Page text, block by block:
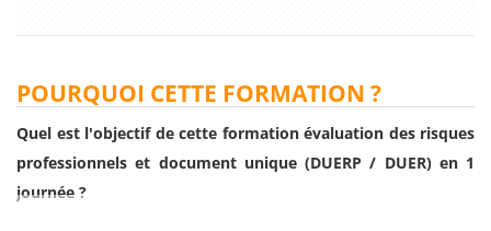
POURQUOI CETTE FORMATION ?
Quel est l'objectif de cette formation évaluation des risques
professionnels et document unique (DUERP / DUER) en 1
journée ?